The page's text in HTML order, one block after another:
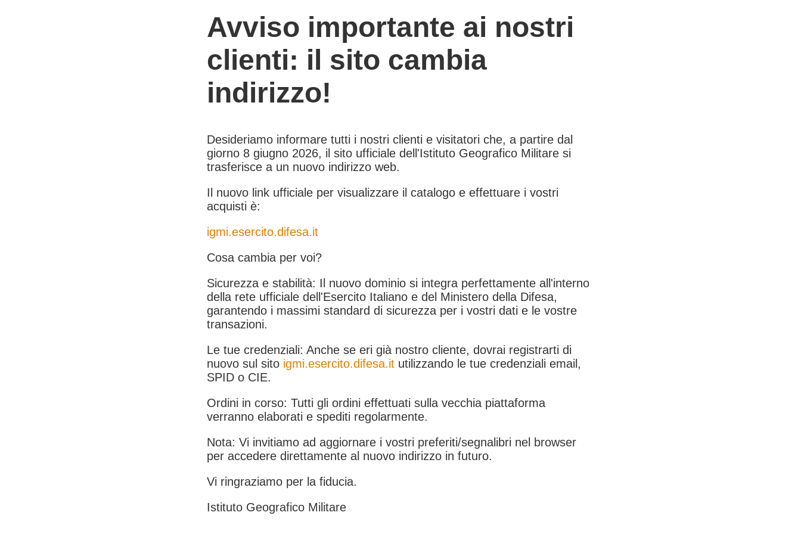
Avviso importante ai nostri
clienti: il sito cambia
indirizzo!
Desideriamo informare tutti i nostri clienti e visitatori che, a partire dal
giorno 8 giugno 2026, il sito ufficiale dell'Istituto Geografico Militare si
trasferisce a un nuovo indirizzo web.
Il nuovo link ufficiale per visualizzare il catalogo e effettuare i vostri
acquisti è:
igmi.esercito.difesa.it
Cosa cambia per voi?
Sicurezza e stabilità: Il nuovo dominio si integra perfettamente all'interno
della rete ufficiale dell'Esercito Italiano e del Ministero della Difesa,
garantendo i massimi standard di sicurezza per i vostri dati e le vostre
transazioni.
Le tue credenziali: Anche se eri già nostro cliente, dovrai registrarti di
nuovo sul sito igmi.esercito.difesa.it utilizzando le tue credenziali email,
SPID o CIE.
Ordini in corso: Tutti gli ordini effettuati sulla vecchia piattaforma
verranno elaborati e spediti regolarmente.
Nota: Vi invitiamo ad aggiornare i vostri preferiti/segnalibri nel browser
per accedere direttamente al nuovo indirizzo in futuro.
Vi ringraziamo per la fiducia.
Istituto Geografico Militare